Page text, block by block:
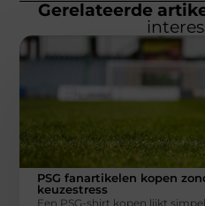
Gerelateerde
PSG fanartikelen kopen
keuzestress
Een PSG-shirt kopen lijkt